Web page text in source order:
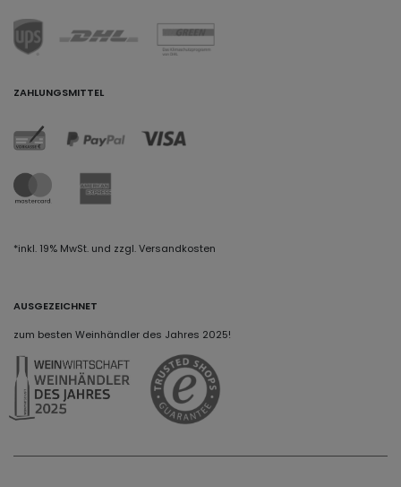
ZAHLUNGSMITTEL
*inkl. 19% MwSt. und zzgl. Versandkosten
AUSGEZEICHNET
zum besten Weinhändler des Jahres 2025!